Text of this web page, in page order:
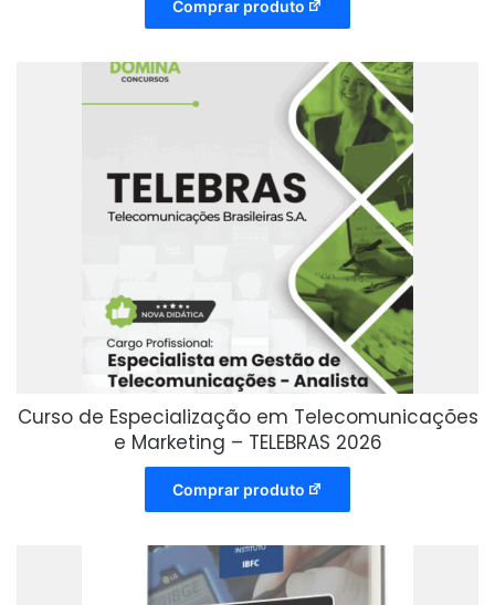
Comprar produto
Curso de Especialização em Telecomunicações
e Marketing – TELEBRAS 2026
Comprar produto